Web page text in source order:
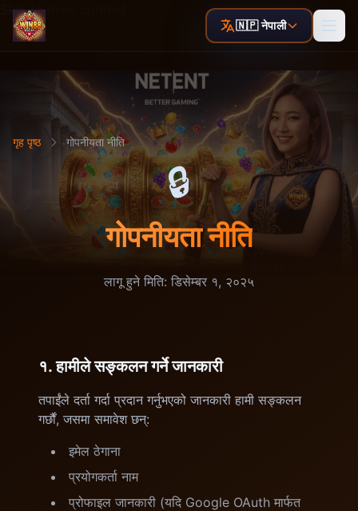
Skip to main content
🇳🇵 नेपाली
गृह पृष्ठ गोपनीयता नीति
🔒
गोपनीयता नीति
लागू हुने मिति: डिसेम्बर १, २०२५
१. हामीले सङ्कलन गर्ने जानकारी
तपाईंले दर्ता गर्दा प्रदान गर्नुभएको जानकारी हामी सङ्कलन
गर्छौं, जसमा समावेश छन्:
इमेल ठेगाना
प्रयोगकर्ता नाम
प्रोफाइल जानकारी (यदि Google OAuth मार्फत